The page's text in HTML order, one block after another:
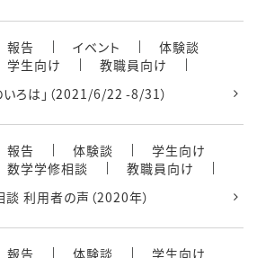
報告 イベント
体験談
学生向け
教職員向け
ろは」（2021/6/22 -8/31）
報告 体験談
学生向け
数学学修相談
教職員向け
利用者の声（2020年）
報告 体験談
学生向け